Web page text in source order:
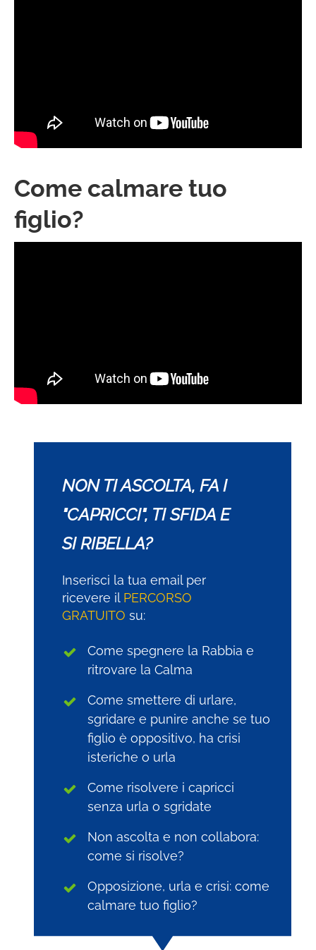
Come calmare tuo
figlio?
NON TI ASCOLTA, FA I
"CAPRICCI", TI SFIDA E
SI RIBELLA?
Inserisci la tua email per
ricevere il PERCORSO
GRATUITO su:
Come spegnere la Rabbia e
ritrovare la Calma
Come smettere di urlare,
sgridare e punire anche se tuo
figlio è oppositivo, ha crisi
isteriche o urla
Come risolvere i capricci
senza urla o sgridate
Non ascolta e non collabora:
come si risolve?
Opposizione, urla e crisi: come
calmare tuo figlio?